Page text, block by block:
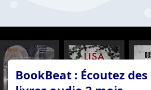
BookBeat : Écoutez des